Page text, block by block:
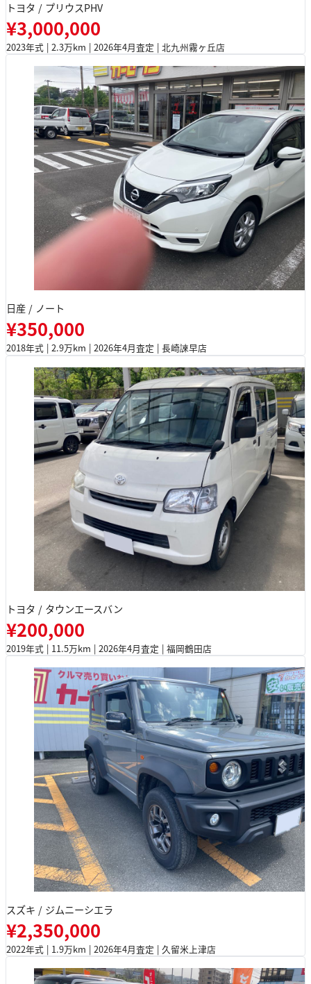
トヨタ / プリウスPHV
¥3,000,000
2023年式 | 2.3万km | 2026年4月査定 | 北九州霧ヶ丘店
日産 / ノート
¥350,000
2018年式 | 2.9万km | 2026年4月査定 | 長崎諫早店
トヨタ / タウンエースバン
¥200,000
2019年式 | 11.5万km | 2026年4月査定 | 福岡鶴田店
スズキ / ジムニーシエラ
¥2,350,000
2022年式 | 1.9万km | 2026年4月査定 | 久留米上津店